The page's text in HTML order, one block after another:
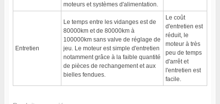
moteurs et systèmes d'alimentation.
Entretien
Le temps entre les vidanges est de
80000km et de 80000km à
100000km sans valve de réglage de
jeu. Le moteur est simple d'entretien
notamment grâce à la faible quantité
de pièces de rechangement et aux
bielles fendues.
Le coût
d'entretien est
réduit, le
moteur à très
peu de temps
d'arrêt et
l'entretien est
facile.